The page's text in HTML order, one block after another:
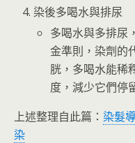
染後多喝水與排尿
多喝水與多排尿
金準則，染劑的
胱，多喝水能稀
度，減少它們停
上述整理自此篇： 染髮
染